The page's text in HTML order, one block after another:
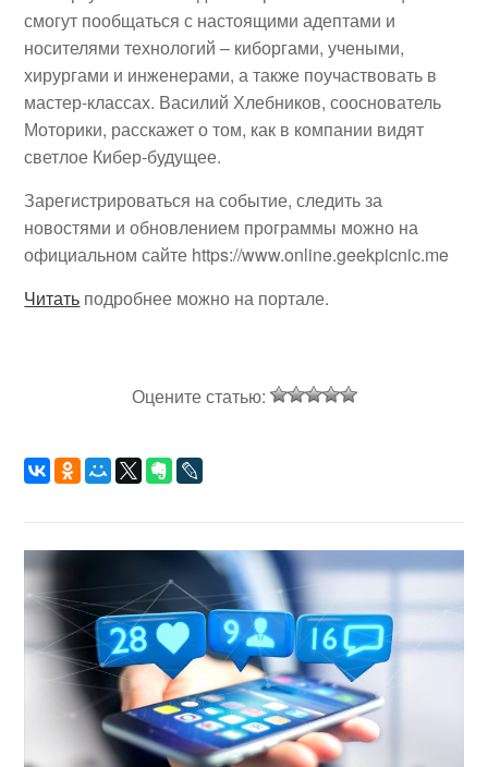
смогут пообщаться с настоящими адептами и
носителями технологий – киборгами, учеными,
хирургами и инженерами, а также поучаствовать в
мастер-классах. Василий Хлебников, сооснователь
Моторики, расскажет о том, как в компании видят
светлое Кибер-будущее.
Зарегистрироваться на событие, следить за
новостями и обновлением программы можно на
официальном сайте https://www.online.geekpicnic.me
Читать подробнее можно на портале.
Оцените статью: